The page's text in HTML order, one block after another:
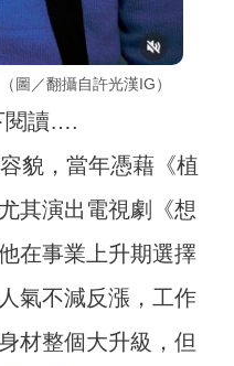
圖／翻攝自許光漢IG）
閱讀….
貌，當年憑藉《植
其演出電視劇《想
在事業上升期選擇
氣不減反漲，工作
材整個大升級，但